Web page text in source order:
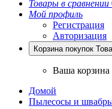
Товары в сравнении
Мой профиль
Регистрация
Авторизация
Корзина покупок
Ваша корзина
Домой
Пылесосы и